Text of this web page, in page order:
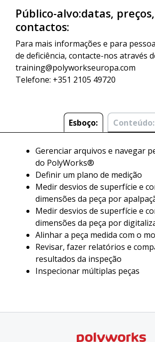
Público-alvo:datas, preços,
contactos:
Para mais informações e para
de deficiência, contacte-nos através
training@polyworkseuropa.com
Telefone: +351 2105 49720
Esboço: Conteúdo:
Gerenciar arquivos e navegar
do PolyWorks®
Definir um plano de medição
Medir desvios de superfície e
dimensões da peça por
Medir desvios de superfície e
dimensões da peça por
Alinhar a peça medida com o
Revisar, fazer relatórios e
resultados da inspeção
Inspecionar múltiplas peças